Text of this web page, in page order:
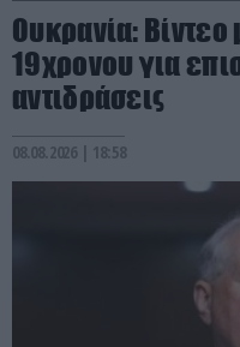
Ουκρανία:
19χρονου για
αντιδράσεις
08.08.2026 | 18:58